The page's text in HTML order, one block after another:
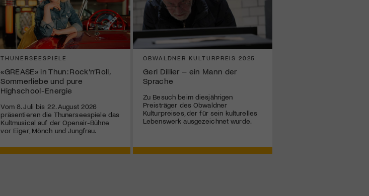
THUNERSEESPIELE
«GREASE» in Thun: Rock’n’Roll,
Sommerliebe und pure
Highschool-Energie
Vom 8. Juli bis 22. August 2026
präsentieren die Thunerseespiele das
Kultmusical auf der Openair-Bühne
vor Eiger, Mönch und Jungfrau.
OBWALDNER KULTURPREIS 2025
Geri Dillier – ein Mann der
Sprache
Zu Besuch beim diesjährigen
Preisträger des Obwaldner
Kulturpreises, der für sein kulturelles
Lebenswerk ausgezeichnet wurde.